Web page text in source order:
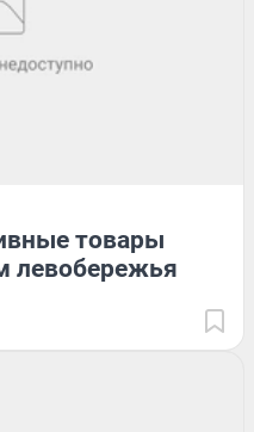
товары
левобережья